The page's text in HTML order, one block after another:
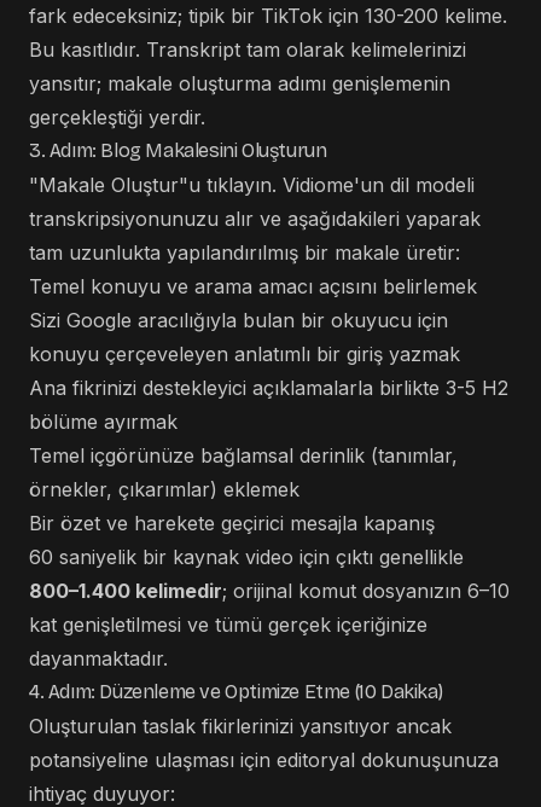
fark edeceksiniz; tipik bir TikTok için 130-200 kelime.
Bu kasıtlıdır. Transkript tam olarak kelimelerinizi
yansıtır; makale oluşturma adımı genişlemenin
gerçekleştiği yerdir.
3. Adım: Blog Makalesini Oluşturun
"Makale Oluştur"u tıklayın. Vidiome'un dil modeli
transkripsiyonunuzu alır ve aşağıdakileri yaparak
tam uzunlukta yapılandırılmış bir makale üretir:
Temel konuyu ve arama amacı açısını belirlemek
Sizi Google aracılığıyla bulan bir okuyucu için
konuyu çerçeveleyen anlatımlı bir giriş yazmak
Ana fikrinizi destekleyici açıklamalarla birlikte 3-5 H2
bölüme ayırmak
Temel içgörünüze bağlamsal derinlik (tanımlar,
örnekler, çıkarımlar) eklemek
Bir özet ve harekete geçirici mesajla kapanış
60 saniyelik bir kaynak video için çıktı genellikle
800–1.400 kelimedir; orijinal komut dosyanızın 6–10
kat genişletilmesi ve tümü gerçek içeriğinize
dayanmaktadır.
4. Adım: Düzenleme ve Optimize Etme (10 Dakika)
Oluşturulan taslak fikirlerinizi yansıtıyor ancak
potansiyeline ulaşması için editoryal dokunuşunuza
ihtiyaç duyuyor: